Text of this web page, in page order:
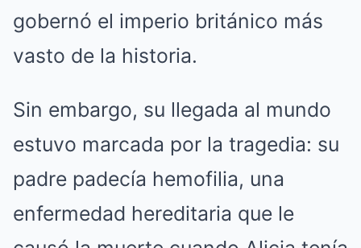
gobernó el imperio británico más
vasto de la historia.
Sin embargo, su llegada al mundo
estuvo marcada por la tragedia: su
padre padecía hemofilia, una
enfermedad hereditaria que le